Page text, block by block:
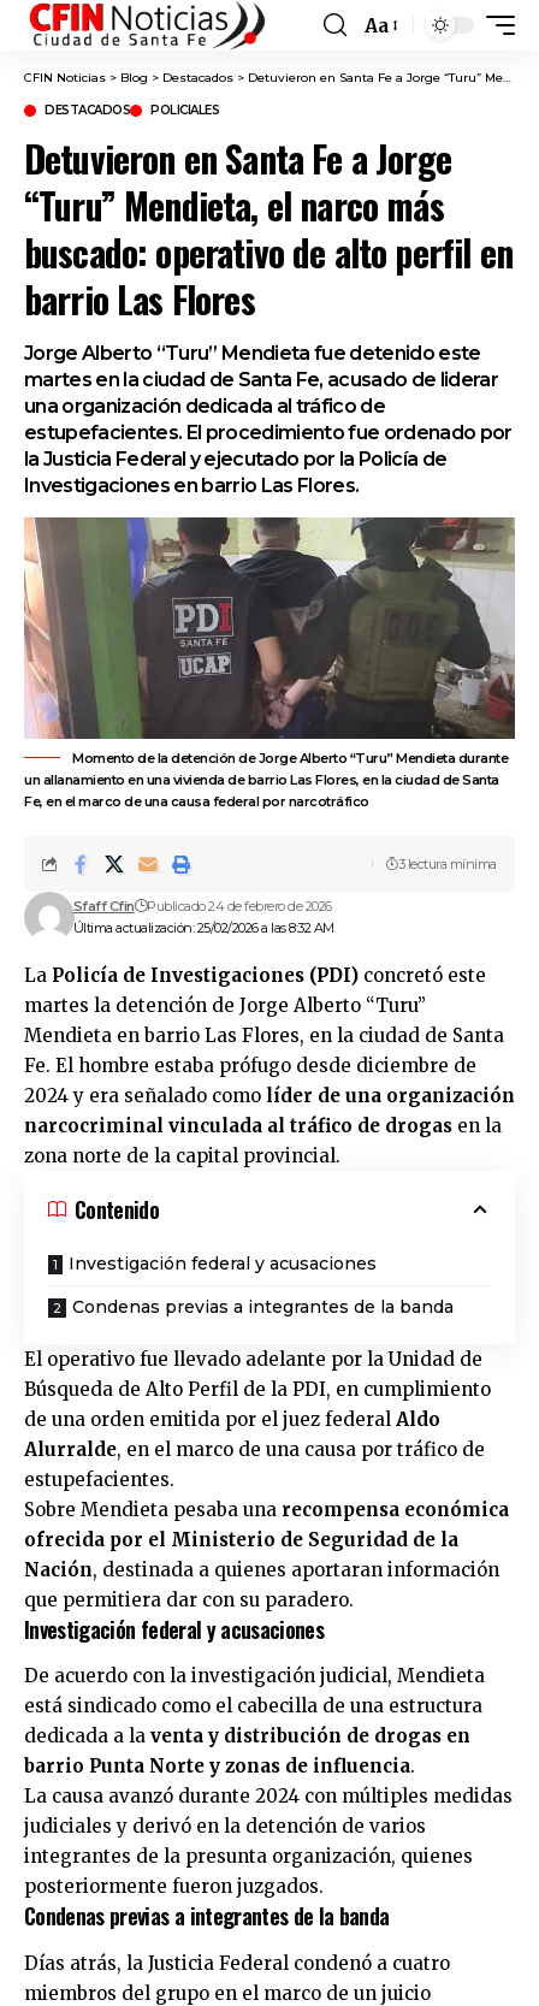
Font
Resizer
Aa
CFIN Noticias > Blog > Destacados > Detuvieron en Santa Fe a Jorge “Turu” Mendieta, el narco más buscado: operativo de alto perfil en barrio Las Flores
DESTACADOS POLICIALES
Detuvieron en Santa Fe a Jorge
“Turu” Mendieta, el narco más
buscado: operativo de alto perfil en
barrio Las Flores
Jorge Alberto “Turu” Mendieta fue detenido este
martes en la ciudad de Santa Fe, acusado de liderar
una organización dedicada al tráfico de
estupefacientes. El procedimiento fue ordenado por
la Justicia Federal y ejecutado por la Policía de
Investigaciones en barrio Las Flores.
Momento de la detención de Jorge Alberto “Turu” Mendieta durante
un allanamiento en una vivienda de barrio Las Flores, en la ciudad de Santa
Fe, en el marco de una causa federal por narcotráfico
Última actualización: 25/02/2026 a las 8:32 AM
Sfaff Cfin Publicado 24 de febrero de 2026
3 lectura mínima
La Policía de Investigaciones (PDI) concretó este
martes la detención de Jorge Alberto “Turu”
Mendieta en barrio Las Flores, en la ciudad de Santa
Fe. El hombre estaba prófugo desde diciembre de
2024 y era señalado como líder de una organización
narcocriminal vinculada al tráfico de drogas en la
zona norte de la capital provincial.
Contenido
Investigación federal y acusaciones
Condenas previas a integrantes de la banda
El operativo fue llevado adelante por la Unidad de
Búsqueda de Alto Perfil de la PDI, en cumplimiento
de una orden emitida por el juez federal Aldo
Alurralde, en el marco de una causa por tráfico de
estupefacientes.
Sobre Mendieta pesaba una recompensa económica
ofrecida por el Ministerio de Seguridad de la
Nación, destinada a quienes aportaran información
que permitiera dar con su paradero.
Investigación federal y acusaciones
De acuerdo con la investigación judicial, Mendieta
está sindicado como el cabecilla de una estructura
dedicada a la venta y distribución de drogas en
barrio Punta Norte y zonas de influencia.
La causa avanzó durante 2024 con múltiples medidas
judiciales y derivó en la detención de varios
integrantes de la presunta organización, quienes
posteriormente fueron juzgados.
Condenas previas a integrantes de la banda
Días atrás, la Justicia Federal condenó a cuatro
miembros del grupo en el marco de un juicio